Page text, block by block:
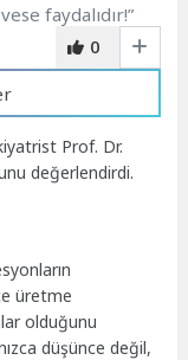
0
Prof. Dr.
değerlendirdi.
üretme
olduğunu
düşünce değil,